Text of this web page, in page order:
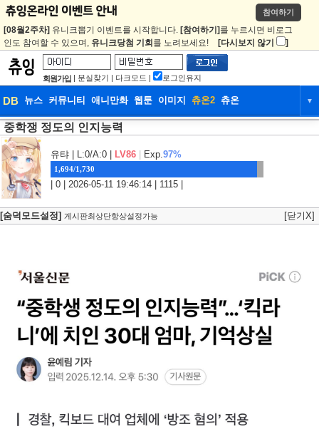
참여하기
[08월2주차] 유니크뽑기 이벤트를 시작합니다. [참여하기] 를 누르시면 비로그
인도 참여할 수 있으며, 유니크당첨 기회 를 노려보세요! [다시보지 않기 ]
회원가입 | 분실찾기 | 다크모드 | 로그인유지
DB 뉴스 커뮤니티 애니만화 웹툰 이미지 츄온2 츄온 ▼
DB 뉴스
웹툰 이미지
중학쟁 정도의 인지능력
유탸 | L:0/A:0 | LV86 Exp.97%
1,694/1,730
| 0 | 2026-05-11 19:46:14 | 1115 |
[숨덕모드설정] 게시판최상단항상설정가능 [닫기X]